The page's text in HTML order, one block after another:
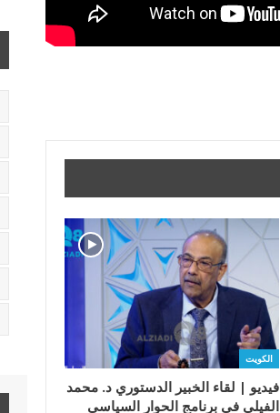
الكويت
فيديو | لقاء الخبير الدستوري د. محمد
الفيلي في برنامج الحوار السياسي